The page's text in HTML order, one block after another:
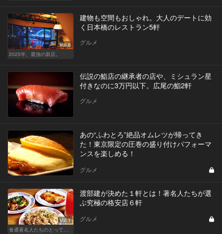
Vol.6
2025年、最強の新店。
建物も空間もおしゃれ。大人のデートに効
く日本橋のレストラン5軒
グルメ
伝説の鮨店の継承者の店や、ミシュラン星
付きなのに3万円以下。広尾の鮨2軒
グルメ
あの“ふわとろ”絶品オムレツが帰ってき
た！東京限定の圧巻の盛り付けパフォーマ
ンスを楽しめる！
グルメ
Vol.1
食通著名人たちのとっておきの格安店
渡部建が決めた１軒とは！著名人たちが選
ぶ究極の格安店６軒
グルメ